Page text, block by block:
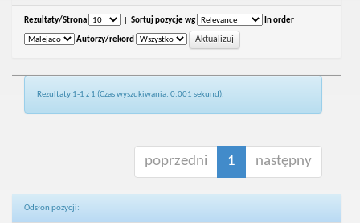
Rezultaty/Strona Sortuj pozycje wg In order
Autorzy/rekord
Rezultaty 1-1 z 1 (Czas wyszukiwania: 0.001 sekund).
poprzedni 1 następny
Odsłon pozycji: